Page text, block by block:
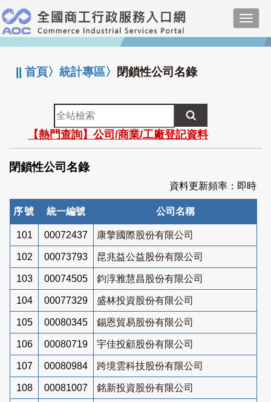
跳
到
主
要
:::
||首頁〉統計專區〉 閉鎖性公司名錄
全
站
檢
索
【熱門查詢】公司/商業/工廠登記資料
閉鎖性公司名錄
資料更新頻率：即時
序號 統一編號 公司名稱
101 00072437 康擎國際股份有限公司
102 00073793 昆兆益公益股份有限公司
103 00074505 鈞淳雅慧昌股份有限公司
104 00077329 盛林投資股份有限公司
105 00080345 錫恩貿易股份有限公司
106 00080719 宇佳投顧股份有限公司
107 00080984 跨境雲科技股份有限公司
108 00081007 銘新投資股份有限公司